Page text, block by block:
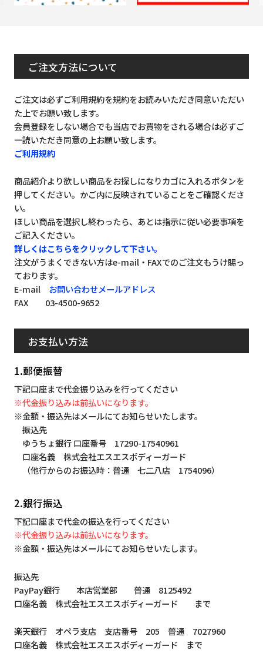
ご注文方法について
ご注文は必ずご利用規約を規約をお読みいただき同意いただい
た上でお願い致します。
会員登録をしない場合でも当店でお買物をされる場合は必ずご
一読いただき同意の上お願い致します。
ご利用規約
商品紹介より欲しい商品をお探しになりカゴに入れるボタンを
押してください。かご内に反映されていることをご確認くださ
い。
ほしい商品を選択し終わったら、あとは指示に従い必要事項を
ご記入ください。
詳しくはこちらをクリックして下さい。
注文がうまくできない方はe-mail・FAXでのご注文もうけ賜っ
ております。
E-mail お問い合わせメールアドレス
FAX 03-4500-9652
お支払い方法
1.郵便振替
下記口座まで代金振り込みを行ってください
※代金振り込みは前払いになります。
※金額・振込先はメールにてお知らせいたします。
振込先
ゆうちょ銀行 口座番号 17290-17540961
口座名義 株式会社エスエスボディーガード
（他行からのお振込時：普通 七二八店 1754096）
2.銀行振込
下記口座まで代金の振込を行ってください
※代金振り込みは前払いになります。
※金額・振込先はメールにてお知らせいたします。
振込先
PayPay銀行 本店営業部 普通 8125492
口座名義 株式会社エスエスボディーガード まで
楽天銀行 オペラ支店 支店番号 205 普通 7027960
口座名義 株式会社エスエスボディーガード まで